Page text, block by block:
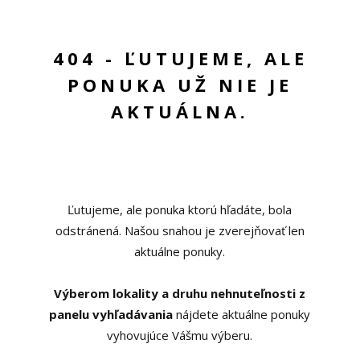
404 - ĽUTUJEME, ALE
PONUKA UŽ NIE JE
AKTUÁLNA.
Ľutujeme, ale ponuka ktorú hľadáte, bola
odstránená. Našou snahou je zverejňovať len
aktuálne ponuky.
Výberom lokality a druhu nehnuteľnosti z
panelu vyhľadávania nájdete aktuálne ponuky
vyhovujúce Vášmu výberu.